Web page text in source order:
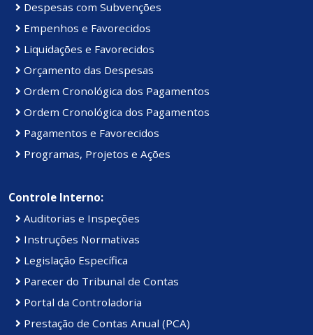
Despesas com Subvenções
Empenhos e Favorecidos
Liquidações e Favorecidos
Orçamento das Despesas
Ordem Cronológica dos Pagamentos
Ordem Cronológica dos Pagamentos
Pagamentos e Favorecidos
Programas, Projetos e Ações
Controle Interno:
Auditorias e Inspeções
Instruções Normativas
Legislação Específica
Parecer do Tribunal de Contas
Portal da Controladoria
Prestação de Contas Anual (PCA)